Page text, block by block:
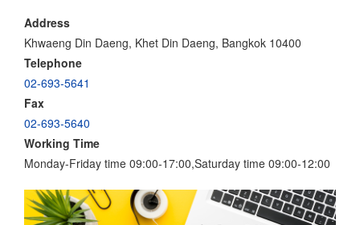
Address
Khwaeng Din Daeng, Khet Din Daeng, Bangkok 10400
Telephone
02-693-5641
Fax
02-693-5640
Working Time
Monday-Friday time 09:00-17:00,Saturday time 09:00-12:00